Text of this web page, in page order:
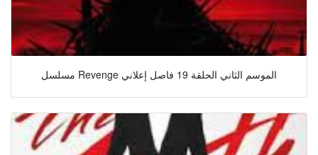
مسلسل Revenge الموسم الثاني الحلقة 19 فاصل إعلاني